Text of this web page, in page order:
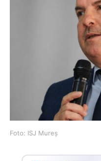
Foto: ISJ Mureș